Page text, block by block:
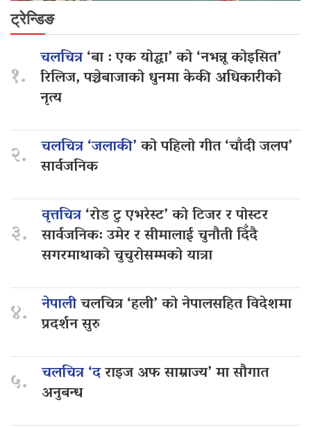
ट्रेन्डिङ
१.
चलचित्र‘बा : एक योद्धा’ को ‘नभन्नू कोइसित’
रिलिज, पञ्चेबाजाको धुनमा केकी अधिकारीको
नृत्य
२. चलचित्र ‘जलाकी’को पहिलो गीत ‘चाँदी जलप’
सार्वजनिक
३.
वृत्तचित्र‘रोड टु एभरेस्ट’ को टिजर र पोस्टर
सार्वजनिक: उमेर र सीमालाई चुनौती दिँदै
सगरमाथाको चुचुरोसम्मको यात्रा
४. नेपालीचलचित्र ‘हली’ को नेपालसहित विदेशमा
प्रदर्शन सुरु
५. चलचित्र ‘दराइज अफ साम्राज्य’ मा सौगात
अनुबन्ध